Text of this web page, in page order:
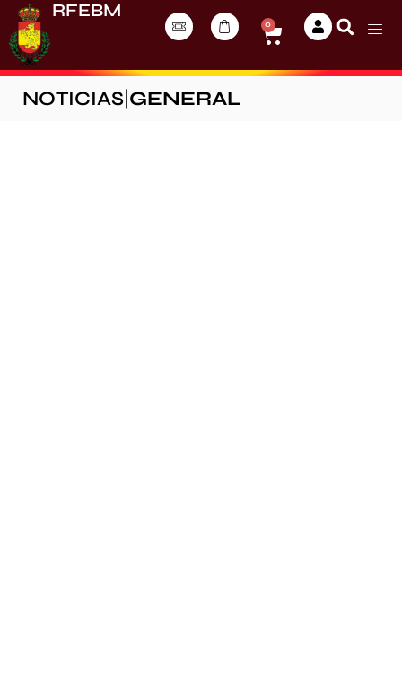
RFEBM
0
NOTICIAS GENERAL